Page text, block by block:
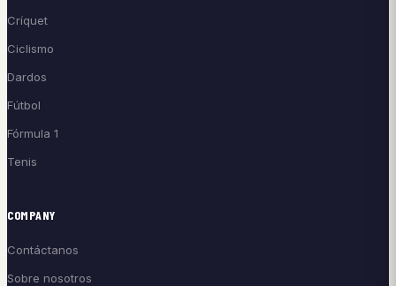
Críquet
Ciclismo
Dardos
Fútbol
Fórmula 1
Tenis
COMPANY
Contáctanos
Sobre nosotros